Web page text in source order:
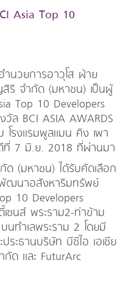
Asia Top 10
วยการอาวุโส ฝ่าย
จำกัด (มหาชน) เป็นผู้
Top 10 Developers
ล BCI ASIA AWARDS
รงแรมพูลแมน คิง เพา
ที่ 7 มิ.ย. 2018 ที่ผ่านมา
(มหาชน) ได้รับคัดเลือก
ฒนาอสังหาริมทรัพย์
10 Developers
ซนส์ พระราม2-ท่าข้าม
นทำเลพระราม 2 โดยมี
ะธานบริษัท บีซีไอ เอเชีย
ด และ FuturArc